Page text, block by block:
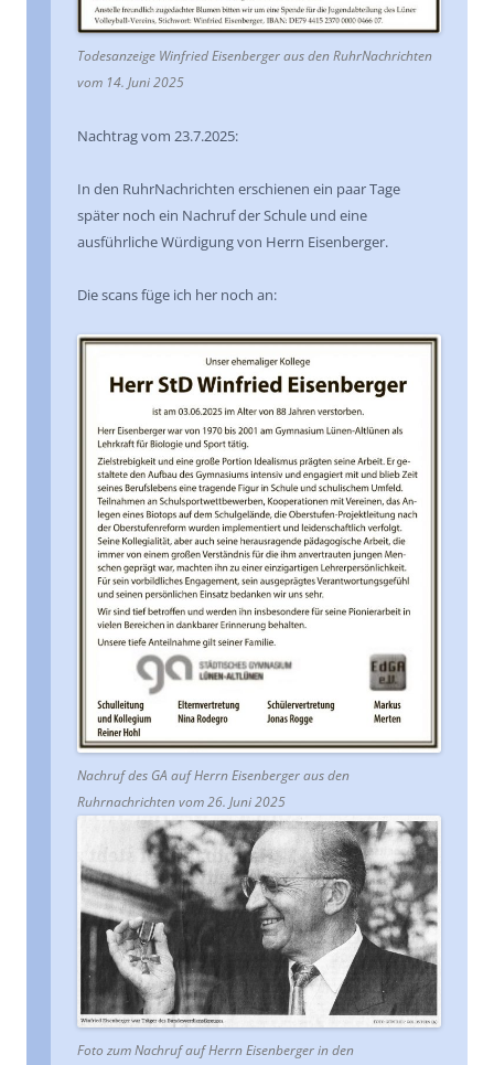
Todesanzeige Winfried Eisenberger aus den RuhrNachrichten
vom 14. Juni 2025
Nachtrag vom 23.7.2025:
In den RuhrNachrichten erschienen ein paar Tage
später noch ein Nachruf der Schule und eine
ausführliche Würdigung von Herrn Eisenberger.
Die scans füge ich her noch an:
Nachruf des GA auf Herrn Eisenberger aus den
Ruhrnachrichten vom 26. Juni 2025
Foto zum Nachruf auf Herrn Eisenberger in den